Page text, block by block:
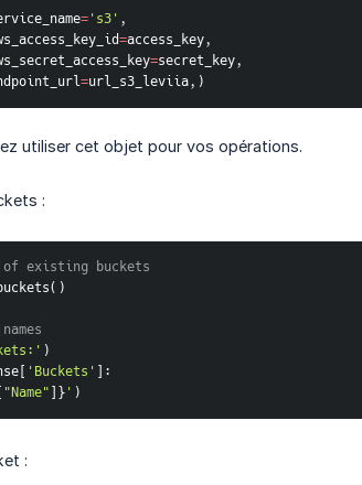
='s3' ,
aws_access_key_id
=access_key,
aws_secret_access_key
=secret_key,
endpoint_url
=url_s3_leviia, )
utiliser cet objet pour vos opérations.
:
existing buckets
( )
)
[ 'Buckets' ] :
[ "Name"] }' )
: